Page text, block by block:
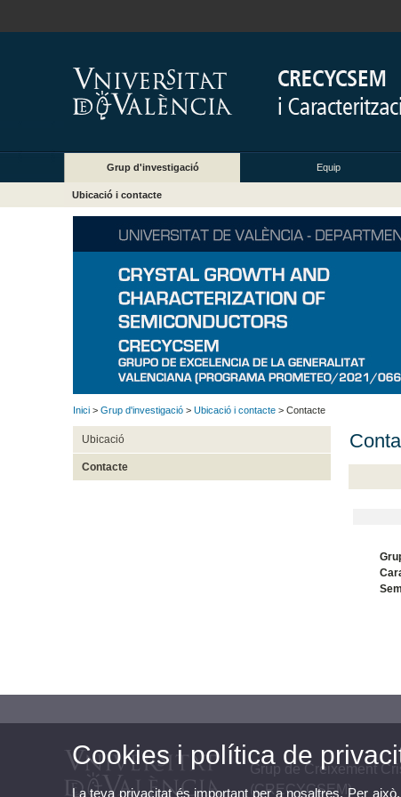
Grup d'investigació Equip
Ubicació i contacte
Inici > Grup d'investigació > Ubicació i contacte > Contacte
Ubicació
Contacte
Grup de Creixement
(CRECYCSEM)
Cookies i política de
La teva privacitat és important per a nosaltres. Per